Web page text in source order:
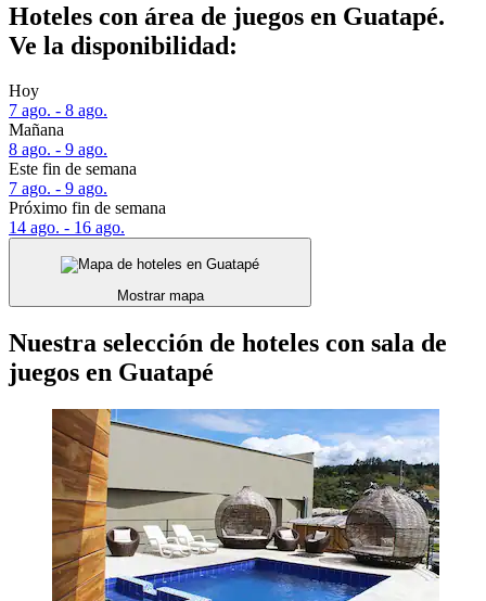
Hoteles con área de juegos en Guatapé.
Ve la disponibilidad:
Hoy
7 ago. - 8 ago.
Mañana
8 ago. - 9 ago.
Este fin de semana
7 ago. - 9 ago.
Próximo fin de semana
14 ago. - 16 ago.
Mostrar mapa
Nuestra selección de hoteles con sala de
juegos en Guatapé